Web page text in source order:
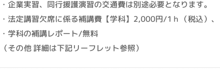
・企業実習、同行援護演習の交通費は別途必要となります。
・法定講習欠席に係る補講費【学科】2,000円/1ｈ（税込）
・学科の補講レポート/無料
（その他 詳細は下記リーフレット参照）